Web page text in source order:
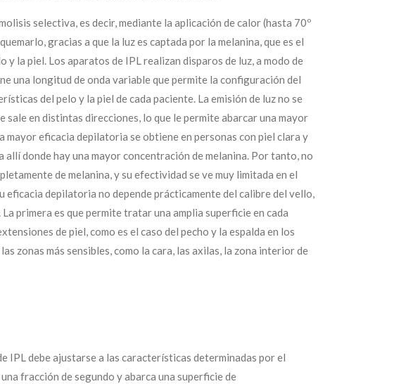
selectiva, es decir, mediante la aplicación de calor (hasta 70º
gracias a que la luz es captada por la melanina, que es el
y la piel. Los aparatos de IPL realizan disparos de luz, a modo de
una longitud de onda variable que permite la configuración del
del pelo y la piel de cada paciente. La emisión de luz no se
sale en distintas direcciones, lo que le permite abarcar una mayor
mayor eficacia depilatoria se obtiene en personas con piel clara y
allí donde hay una mayor concentración de melanina. Por tanto, no
de melanina, y su efectividad se ve muy limitada en el
depilatoria no depende prácticamente del calibre del vello,
primera es que permite tratar una amplia superficie en cada
de piel, como es el caso del pecho y la espalda en los
zonas más sensibles, como la cara, las axilas, la zona interior de
IPL debe ajustarse a las características determinadas por el
fracción de segundo y abarca una superficie de